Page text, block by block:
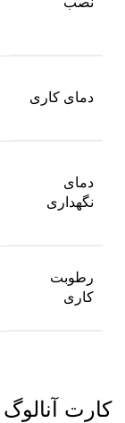
دمای کاری
دمای
نگهداری
رطوبت
کاری